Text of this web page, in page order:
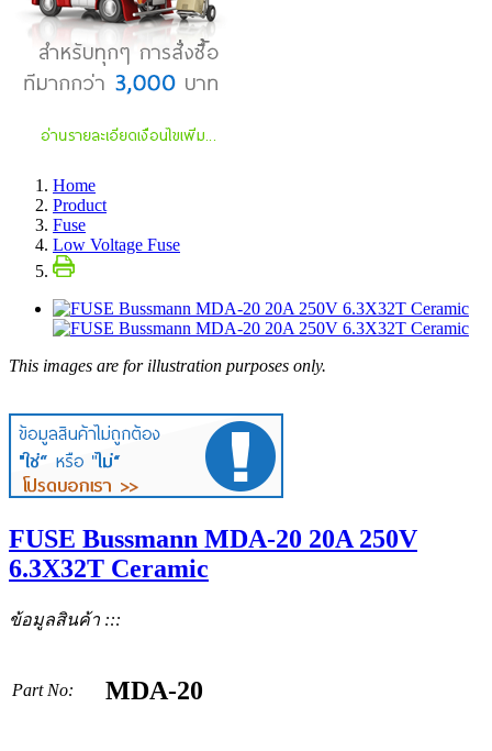
Home
Product
Fuse
Low Voltage Fuse
This images are for illustration purposes only.
FUSE Bussmann MDA-20 20A 250V
6.3X32T Ceramic
ข้อมูลสินค้า :::
Part No: MDA-20